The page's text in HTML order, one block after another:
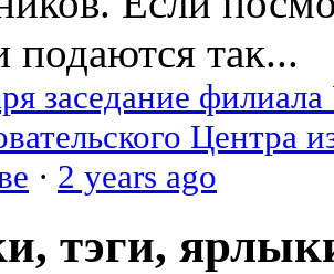
подаются так...
заседание
Центра
· 2 years ago
тэги,